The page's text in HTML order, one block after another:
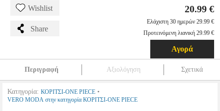
Wishlist
Share
20.99 €
Ελάχιστη 30 ημερών 29.99 €
Προτεινόμενη λιανική 29.99 €
Αγορά
Περιγραφή Αξιολόγηση Σχετικά
Κατηγορία: ΚΟΡΙΤΣΙ-ONE PIECE •
VERO MODA στην κατηγορία ΚΟΡΙΤΣΙ-ONE PIECE